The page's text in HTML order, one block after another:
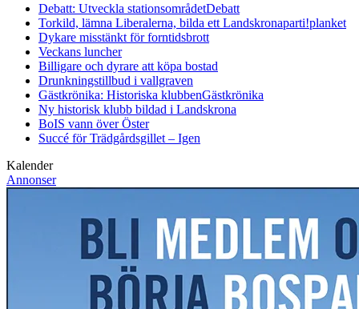
Debatt: Utveckla stationsområdetDebatt
Torkild, lämna Liberalerna, bilda ett Landskronaparti!planket
Dykare misstänkt för forntidsbrott
Veckans luncher
Billigare och dyrare att köpa bostad
Drunkningstillbud i vallgraven
Gästkrönika: Historiska klubbenGästkrönika
Ny historisk klubb bildad i Landskrona
BoIS vann över Öster
Succé för Trädgårdsgillet – Igen
Kalender
Annonser